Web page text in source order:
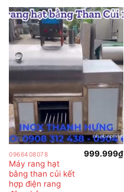
0966408078
Máy rang hạt
bằng than củi kết
hợp điện rang
999.999₫